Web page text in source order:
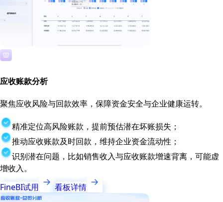
应收账款分析
聚焦应收风险与回款效率，保障资金安全与企业健康运转。
精准定位高风险账款，提前预估潜在坏账损失；
推动应收账款及时回款，维持企业资金流动性；
识别潜在问题，比如销售收入与应收账款增速背离，可能虚
增收入。
FineBI试用
看板详情